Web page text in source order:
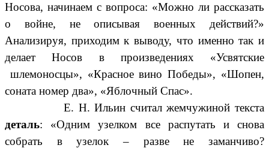
Носова, начинаем с вопроса: «Можно ли рассказать
о войне, не описывая военных действий?»
Анализируя, приходим к выводу, что именно так и
делает Носов в произведениях «Усвятские
шлемоносцы», «Красное вино Победы», «Шопен,
соната номер два», «Яблочный Спас».
Е. Н. Ильин считал жемчужиной текста
деталь: «Одним узелком все распутать и снова
собрать в узелок – разве не заманчиво?